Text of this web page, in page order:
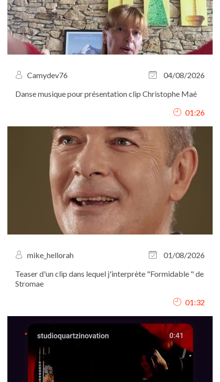
Camydev76
04/08/2026
Danse musique pour présentation clip Christophe Maé
01:26
mike_hellorah
01/08/2026
Teaser d'un clip dans lequel j'interprète "Formidable " de
Stromae
01:32